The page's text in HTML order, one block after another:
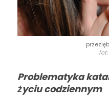
Problematyka
życiu codziennym